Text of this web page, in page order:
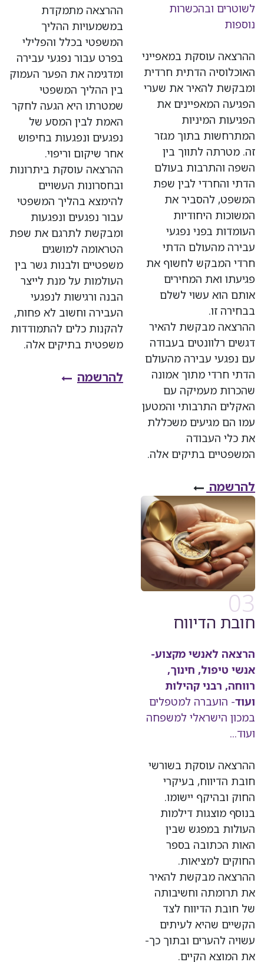
לשוטרים ובהכשרות
נוספות
ההרצאה עוסקת במאפייני
האוכלוסיה הדתית חרדית
ומבקשת להאיר את שערי
הפגיעה המאפיינים את
הפגיעות המיניות
המתרחשות בתוך מגזר
זה. מטרתה לתווך בין
השפה והתרבות בעולם
הדתי והחרדי לבין שפת
המשפט, להסביר את
המשוכות היחודיות
העומדות בפני נפגעי
עבירה מהעולם הדתי
חרדי המבקש לחשוף את
פגיעתו ואת המחירים
אותם הוא עשוי לשלם
בבחירה זו.
ההרצאה מבקשת להאיר
דגשים רלוונטים בעבודה
עם נפגעי עבירה מהעולם
הדתי חרדי מתוך אמונה
שהכרות מעמיקה עם
האקלים התרבותי והמטען
עמו הם מגיעים משכללת
את כלי העבודה
המשפטיים בתיקים אלה.
להרשמה
ההרצאה מתמקדת
במשמעויות ההליך
המשפטי בכלל והפלילי
בפרט עבור נפגעי עבירה
ומדגימה את הפער העמוק
בין ההליך המשפטי
שמטרתו היא הגעה לחקר
האמת לבין המסע של
נפגעים ונפגעות בחיפוש
אחר שיקום וריפוי.
ההרצאה עוסקת ביתרונות
ובחסרונות העשויים
להימצא בהליך המשפטי
עבור נפגעים ונפגעות
ומבקשת לתרגם את שפת
הטראומה למושגים
משפטיים ולבנות גשר בין
העולמות על מנת לייצר
הבנה ורגישות לנפגעי
העבירה וחשוב לא פחות,
להקנות כלים להתמודדות
משפטית בתיקים אלה.
להרשמה
03
חובת הדיווח ​
הרצאה לאנשי מקצוע-
אנשי טיפול, חינוך,
רווחה, רבני קהילות
ועוד- הועברה למטפלים
במכון הישראלי למשפחה
ועוד...
ההרצאה עוסקת בשורשי
חובת הדיווח, בעיקרי
החוק ובהיקף יישומו.
בנוסף מוצגות דילמות
העולות במפגש שבין
האות הכתובה בספר
החוקים למציאות.
ההרצאה מבקשת להאיר
את תרומתה וחשיבותה
של חובת הדיווח לצד
הקשיים שהיא לעיתים
עשויה להערים ובתוך כך-
את המוצא הקיים.